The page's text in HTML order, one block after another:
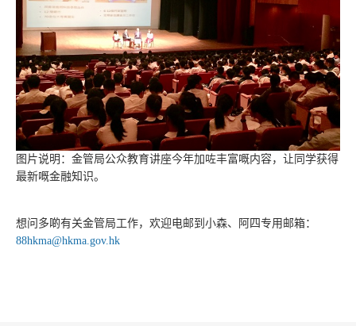
图片说明：金管局公众教育讲座今年加咗丰富嘅内容，让同学获得
最新嘅金融知识。
想问多啲有关金管局工作，欢迎电邮到小森、阿四专用邮箱：
88hkma@hkma.gov.hk